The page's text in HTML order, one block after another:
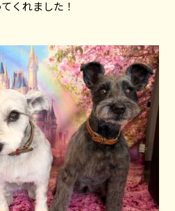
くれました！